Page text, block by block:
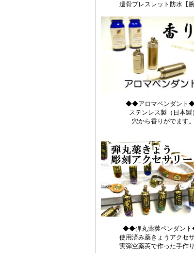
遺骨ブレスレット防水【腕
◆◆アロマペンダン
ステンレス製（日本製）
穴から香りがでます。
◆◆弾丸薬莢ペンダン
使用済み薬きょうアクセ
実弾空薬莢で作った手作